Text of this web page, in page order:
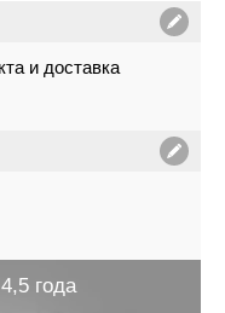
и доставка